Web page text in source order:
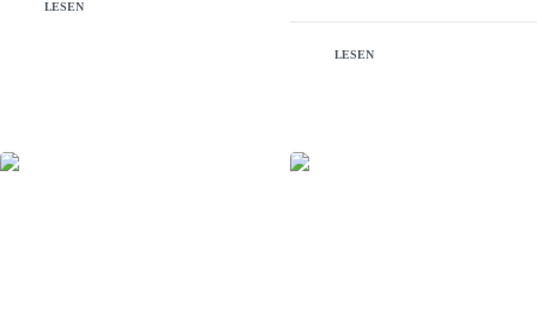
LESEN
LESEN